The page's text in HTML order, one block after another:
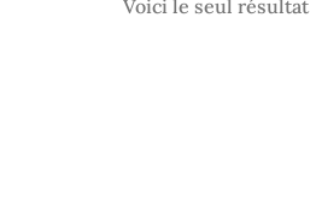
Voici le seul résultat